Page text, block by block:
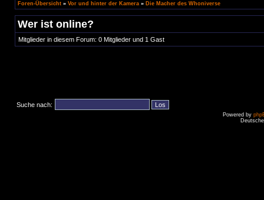
Foren-Übersicht » Vor und hinter der Kamera » Die Macher des Whoniverse
Wer ist online?
Mitglieder in diesem Forum: 0 Mitglieder und 1 Gast
Suche nach:
Powered by